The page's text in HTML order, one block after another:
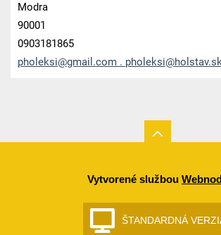
Modra
90001
0903181865
pholeksi@gmail.com .
Vytvorené službou
ŠTANDARDNÁ